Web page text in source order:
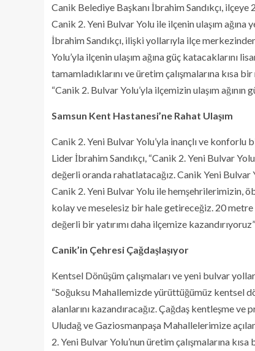
Canik Belediye Başkanı İbrahim Sandıkçı,
Canik 2. Yeni Bulvar Yolu ile ilçenin ulaşım
İbrahim Sandıkçı, ilişki yollarıyla ilçe
Yolu’yla ilçenin ulaşım ağına güç katacaklarını
tamamladıklarını ve üretim çalışmalarına kısa
“Canik 2. Bulvar Yolu’yla ilçemizin ulaşım
Samsun Kent Hastanesi’ne Rahat Ulaşım
Canik 2. Yeni Bulvar Yolu’yla inançlı ve konforlu
Lider İbrahim Sandıkçı, “Canik 2. Yeni Bulvar
değerli oranda rahatlatacağız. Canik Yeni
Canik 2. Yeni Bulvar Yolu ile hemşehrilerimizin,
kolay ve meselesiz bir hale getireceğiz. 20 metre
değerli bir yatırımı daha ilçemize
Canik’in Çehresi Çağdaşlaşıyor
Kentsel Dönüşüm çalışmaları ve yeni bulvar
“Soğuksu Mahallemizde yürüttüğümüz kentsel
alanlarını kazandıracağız. Çağdaş kentleşme ve
Uludağ ve Gaziosmanpaşa Mahallelerimize
2. Yeni Bulvar Yolu’nun üretim çalışmalarına